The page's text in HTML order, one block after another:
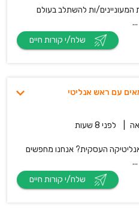
המעוניינים/ות להשתלב בעולם
לפני 8 שעות
העסקית? אנחנו מחפשים